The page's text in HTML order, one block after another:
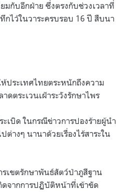
มกับอีกฝ่าย ซึ่งตรงกับช่วงเวลาที่
ไว้ในวาระครบรอบ 16 ปี สืบนา
ประเทศไทยตระหนักถึงความ
ตระเวนเฝ้าระวังรักษาไพร
เบิด ในกรณีข่าวการปองร้ายผู้นำ
างๆ นานาด้วยเรื่องไร้สาระใน
เขตรักษาพันธ์สัตว์ป่าภูสีฐาน
จากการปฏิบัติหน้าที่เข้าขัด